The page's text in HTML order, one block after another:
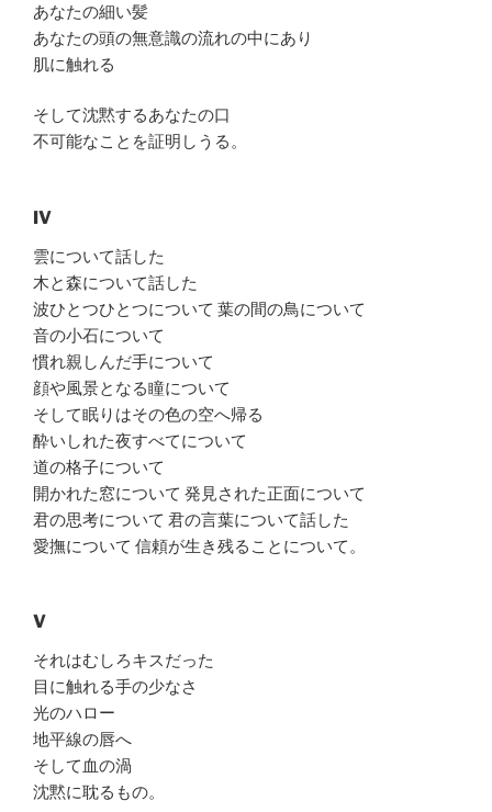
あなたの細い髪
あなたの頭の無意識の流れの中にあり
肌に触れる
そして沈黙するあなたの口
不可能なことを証明しうる。
IV
雲について話した
木と森について話した
波ひとつひとつについて 葉の間の鳥について
音の小石について
慣れ親しんだ手について
顔や風景となる瞳について
そして眠りはその色の空へ帰る
酔いしれた夜すべてについて
道の格子について
開かれた窓について 発見された正面について
君の思考について 君の言葉について話した
愛撫について 信頼が生き残ることについて。
V
それはむしろキスだった
目に触れる手の少なさ
光のハロー
地平線の唇へ
そして血の渦
沈黙に耽るもの。